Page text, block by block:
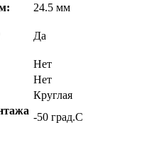
24.5 мм
Да
Нет
Нет
Круглая
-50 град.C